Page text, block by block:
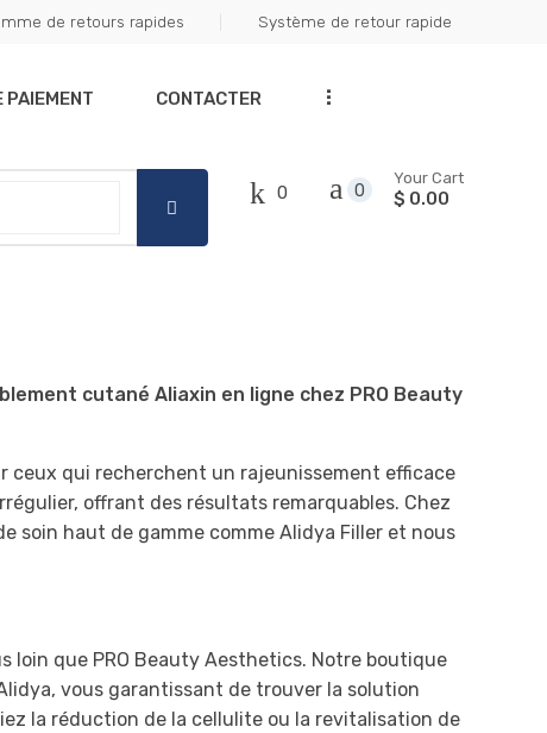
de retours rapides Système de retour rapide
PAIEMENT CONTACTER ...
0 0
Your Cart
$ 0.00
cutané Aliaxin en ligne chez PRO Beauty
ceux qui recherchent un rajeunissement efficace
offrant des résultats remarquables. Chez
soin haut de gamme comme Alidya Filler et nous
loin que PRO Beauty Aesthetics. Notre boutique
vous garantissant de trouver la solution
la réduction de la cellulite ou la revitalisation de